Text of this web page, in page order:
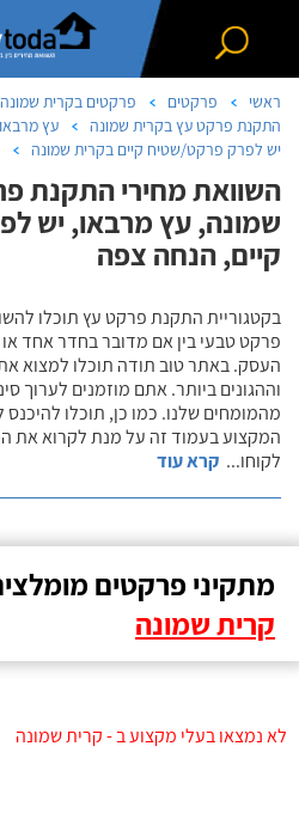
ראשי פרקטים
פרקטים בקרית שמונה
התקנת פרקט עץ בקרית שמונה
עץ
יש לפרק פרקט/שטיח קיים בקרית שמונה
השוואת מחירי התקנת
שמונה, עץ מרבאו, יש
קיים, הנחה צפה
בקטגוריית התקנת פרקט עץ תוכלו
פרקט טבעי בין אם מדובר בחדר אחד
העסק. באתר טוב תודה תוכלו למצוא
וההגונים ביותר. אתם מוזמנים לערוך
מהמומחים שלנו. כמו כן, תוכלו
המקצוע בעמוד זה על מנת לקרוא את
לקוחו... קרא עוד
מתקיני פרקטים
קרית שמונה
לא נמצאו בעלי מקצוע ב - קרית שמונה